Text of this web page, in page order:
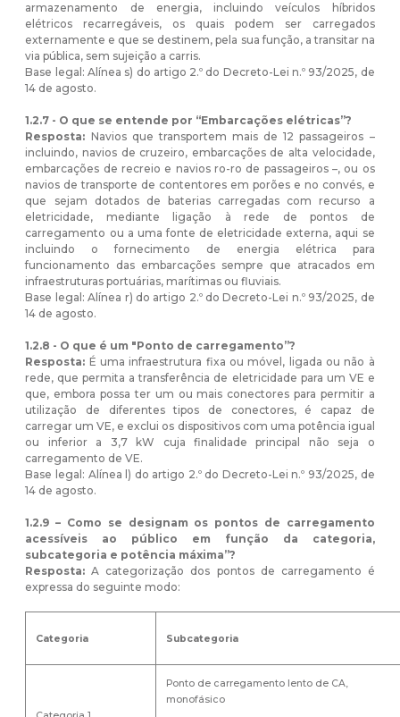
armazenamento de energia, incluindo veículos híbridos
elétricos recarregáveis, os quais podem ser carregados
externamente e que se destinem, pela sua função, a transitar na
via pública, sem sujeição a carris.
Base legal: Alínea s) do artigo 2.º do Decreto-Lei n.º 93/2025, de
14 de agosto.
1.2.7 - O que se entende por “Embarcações elétricas”?
Resposta: Navios que transportem mais de 12 passageiros –
incluindo, navios de cruzeiro, embarcações de alta velocidade,
embarcações de recreio e navios ro-ro de passageiros –, ou os
navios de transporte de contentores em porões e no convés, e
que sejam dotados de baterias carregadas com recurso a
eletricidade, mediante ligação à rede de pontos de
carregamento ou a uma fonte de eletricidade externa, aqui se
incluindo o fornecimento de energia elétrica para
funcionamento das embarcações sempre que atracados em
infraestruturas portuárias, marítimas ou fluviais.
Base legal: Alínea r) do artigo 2.º do Decreto-Lei n.º 93/2025, de
14 de agosto.
1.2.8 - O que é um "Ponto de carregamento”?
Resposta: É uma infraestrutura fixa ou móvel, ligada ou não à
rede, que permita a transferência de eletricidade para um VE e
que, embora possa ter um ou mais conectores para permitir a
utilização de diferentes tipos de conectores, é capaz de
carregar um VE, e exclui os dispositivos com uma potência igual
ou inferior a 3,7 kW cuja finalidade principal não seja o
carregamento de VE.
Base legal: Alínea l) do artigo 2.º do Decreto-Lei n.º 93/2025, de
14 de agosto.
1.2.9 – Como se designam os pontos de carregamento
acessíveis ao público em função da categoria,
subcategoria e potência máxima”?
Resposta: A categorização dos pontos de carregamento é
expressa do seguinte modo:
Categoria Subcategoria
Ponto de carregamento lento de CA,
monofásico